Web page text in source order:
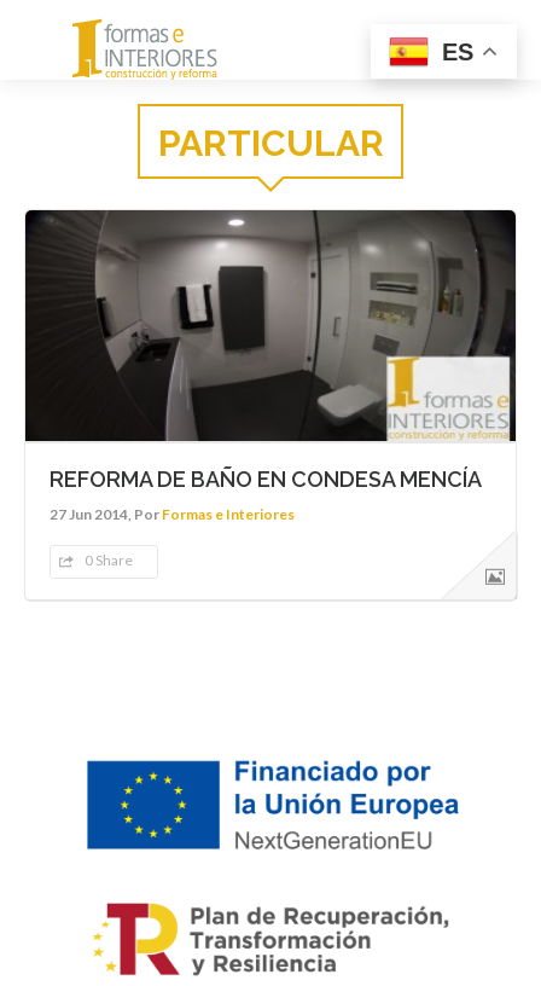
PARTICULAR
REFORMA DE BAÑO EN CONDESA MENCÍA
27 Jun 2014, Por Formas e Interiores
0 Share
ES